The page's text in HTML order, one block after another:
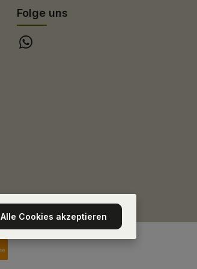
Folge uns
Alle Cookies akzeptieren